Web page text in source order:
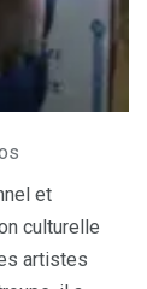
et
culturelle
artistes